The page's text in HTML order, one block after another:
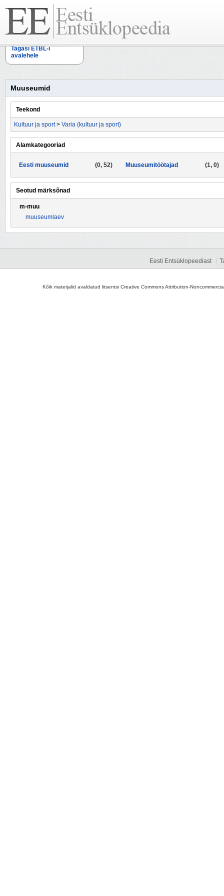
Tagasi ETBL-i
avalehele
Muuseumid
Teekond
Kultuur ja sport> Varia (kultuur ja sport)
Alamkategooriad
(0, 52)
Eesti muuseumid (1, 0)
Muuseumitöötajad
Seotud märksõnad
m-muu
muuseumlaev
Eesti Entsüklopeediast
Kõik materjalid avaldatud litsentsi Creative Commons Attribution-